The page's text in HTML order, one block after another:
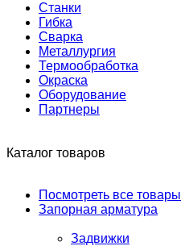
Станки
Гибка
Сварка
Металлургия
Термообработка
Окраска
Оборудование
Партнеры
Каталог товаров
Посмотреть все товары
Запорная арматура
Задвижки